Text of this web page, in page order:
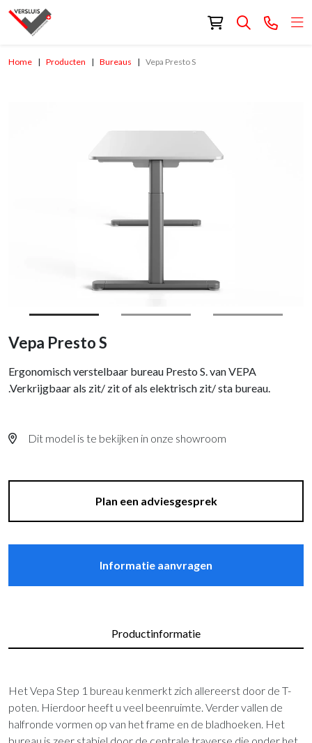
Home Producten Bureaus Vepa Presto S
Vepa Presto S
Ergonomisch verstelbaar bureau Presto S. van VEPA
.Verkrijgbaar als zit/ zit of als elektrisch zit/ sta bureau.
Dit model is te bekijken in onze showroom
Plan een adviesgesprek
Informatie aanvragen
Productinformatie
Het Vepa Step 1 bureau kenmerkt zich allereerst door de T-
poten. Hierdoor heeft u veel beenruimte. Verder vallen de
halfronde vormen op van het frame en de bladhoeken. Het